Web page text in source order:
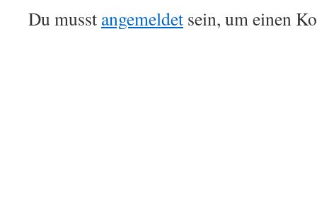
Du musst angemeldet sein, um einen